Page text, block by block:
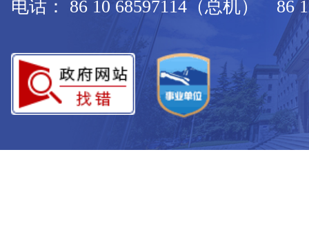
电话： 86 10 68597114（总机） 86